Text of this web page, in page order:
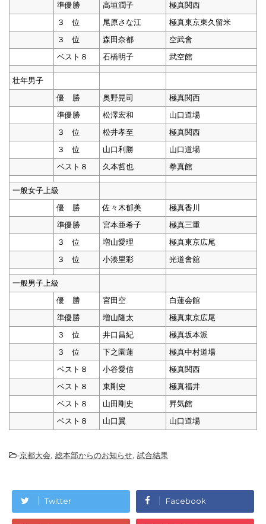
準優勝 高垣潤子
極真関西
３ 位
尾原さな江
極真東京東久留米
３ 位
森田奈都
空武會
ベスト８
石橋明子 武空館
壮年男子
優 勝
奥野晃司
極真関西
準優勝
松澤宏和
山口道場
３ 位
松井孝至
極真関西
３ 位
山口利勝
山口道場
ベスト８
久本哲也 拳真館
一般女子上級
優 勝
佐々木郁美
極真香川
準優勝
宮本亜希子
極真三重
３ 位
増山愛理
極真東京広尾
３ 位
小湊里彩 光道會舘
一般男子上級
優 勝
宮田空
白蓮会館
準優勝
増山隆太
極真東京広尾
３ 位
井口昌紀
極真坂本派
３ 位
下之園蓮
極真中村道場
ベスト８
小谷愛信
極真関西
ベスト８
東剛史
極真福井
ベスト８
山田剛史
昇気館
ベスト８
山口翼 山口道場
-京都大会 総本部からのお知らせ 試合結果
Twitter Facebook